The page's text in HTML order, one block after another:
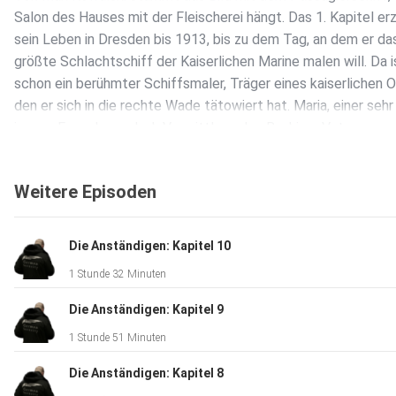
Salon des Hauses mit der Fleischerei hängt. Das 1. Kapitel
sein Leben in Dresden bis 1913, bis zu dem Tag, an dem er
größte Schlachtschiff der Kaiserlichen Marine malen will. Da
schon ein berühmter Schiffsmaler, Träger eines kaiserlichen
den er sich in die rechte Wade tätowiert hat. Maria, einer sehr
1968, beginnt Olgas Römers Tagesgeschichte. Es ist ihr 75.
ein weiterer denkwürdiger Tag. Aber das weiß noch niemand.
Fleischermeisterswitwe ist die Bauherrin des Hauses in der
sächsischen Industriestadt. Als unerreichtes Vorbild diente ihr
Dresdner Villa des Bankiers Vateyne und dessen Gattin
hat Olga vor ihrer Ehe als Hilfsköchin gedient. Im 1. Kapitel,
sie anhimmelt. --- Am 2. November 1995 wacht Edith Römer
Weitere Episoden
Die Anständigen: Kapitel 10
1 Stunde 32 Minuten
Die Anständigen: Kapitel 9
1 Stunde 51 Minuten
Die Anständigen: Kapitel 8